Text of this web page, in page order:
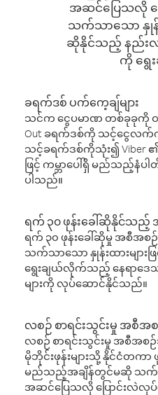
အဆင်ပြေသလို ပ
သက်သာသော နှုန်း
ဆိုနိုင်သည့် နည်းလ
ကို ရွေး
ခရက်ဒစ် ပက်ကေ့ချ်များ
သင်က ငွေပမာဏ တစ်ခုခုကို
Out ခရက်ဒစ်ကို သင့်ငွေလ
သင့်ခရက်ဒစ်ကိုသုံး၍ Viber ၏
ဖြင့် ကမ္ဘာပေါ်ရှိ မည်သည့်နံပ
ပါသည်။
ရက် ၃၀ ဖုန်းခေါ်ဆိုနိုင်သည့်
ရက် ၃၀ ဖုန်းခေါ်ဆိုမှု အစီအစ
သက်သာသော နှုန်းထားများ
ရွေးချယ်လိုက်သည့် နေရာဒေ
များကို လုပ်ဆောင်နိုင်သည်။
လစဉ် စာရင်းသွင်းမှု အစီအစ
လစဉ် စာရင်းသွင်းမှု အစီအစဉ်
မိုဘိုင်းဖုန်းများသို့ နိုင်ငံတကာ ဖု
မည်သည့်အချိန်တွင်မဆို သက်
အဆင်ပြေသလို ပြောင်းလဲလု